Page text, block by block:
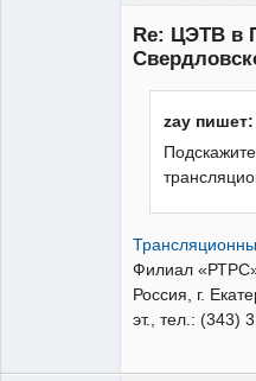
Re: ЦЭТВ в
zay пишет:
Филиал
Россия, г.
эт., тел.: (343)